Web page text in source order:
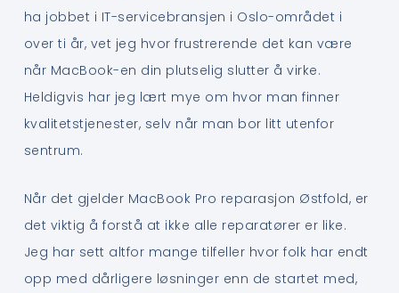
ha jobbet i IT-servicebransjen i Oslo-området i
over ti år, vet jeg hvor frustrerende det kan være
når MacBook-en din plutselig slutter å virke.
Heldigvis har jeg lært mye om hvor man finner
kvalitetstjenester, selv når man bor litt utenfor
sentrum.
Når det gjelder MacBook Pro reparasjon Østfold, er
det viktig å forstå at ikke alle reparatører er like.
Jeg har sett altfor mange tilfeller hvor folk har endt
opp med dårligere løsninger enn de startet med,